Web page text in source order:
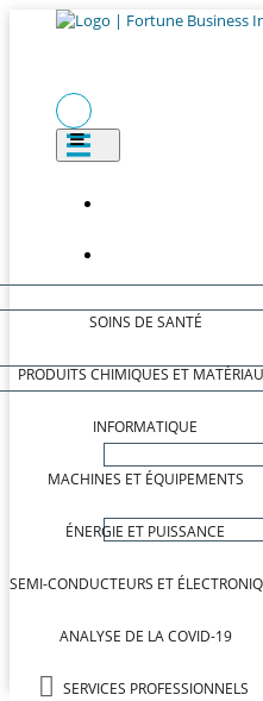
SOINS DE SANTÉ
PRODUITS CHIMIQUES ET
INFORMATIQUE
MACHINES ET ÉQUIPEMENTS
ÉNERGIE ET PUISSANCE
SEMI-CONDUCTEURS ET
ANALYSE DE LA COVID-19
SERVICES PROFESSIONNELS